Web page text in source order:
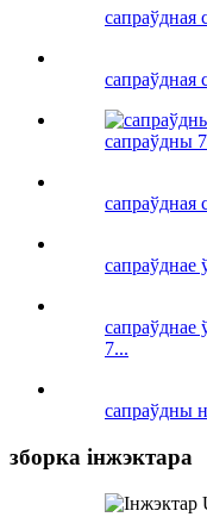
сапраўдная
сапраўдная
сапраўдны
сапраўдная
сапраўднае
сапраўднае
7...
сапраўдны
зборка інжэктара